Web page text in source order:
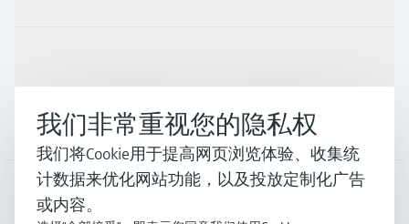
公司
CHN• 中文
我们非常重视您的隐私权
我们将Cookie用于提高网页浏览体验、收集统
计数据来优化网站功能，以及投放定制化广告
或内容。